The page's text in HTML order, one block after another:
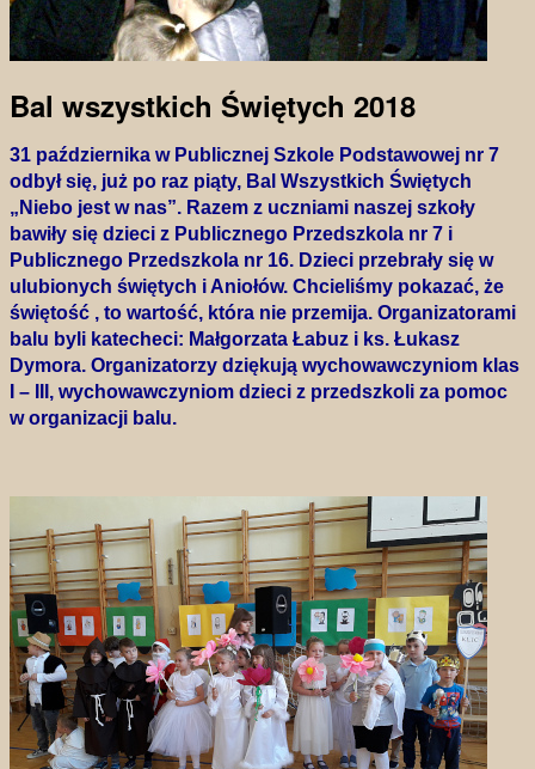
Bal wszystkich Świętych 2018
31 października w Publicznej Szkole Podstawowej nr 7
odbył się, już po raz piąty, Bal Wszystkich Świętych
„Niebo jest w nas”. Razem z uczniami naszej szkoły
bawiły się dzieci z Publicznego Przedszkola nr 7 i
Publicznego Przedszkola nr 16. Dzieci przebrały się w
ulubionych świętych i Aniołów. Chcieliśmy pokazać, że
świętość , to wartość, która nie przemija. Organizatorami
balu byli katecheci: Małgorzata Łabuz i ks. Łukasz
Dymora. Organizatorzy dziękują wychowawczyniom klas
I – III, wychowawczyniom dzieci z przedszkoli za pomoc
w organizacji balu.